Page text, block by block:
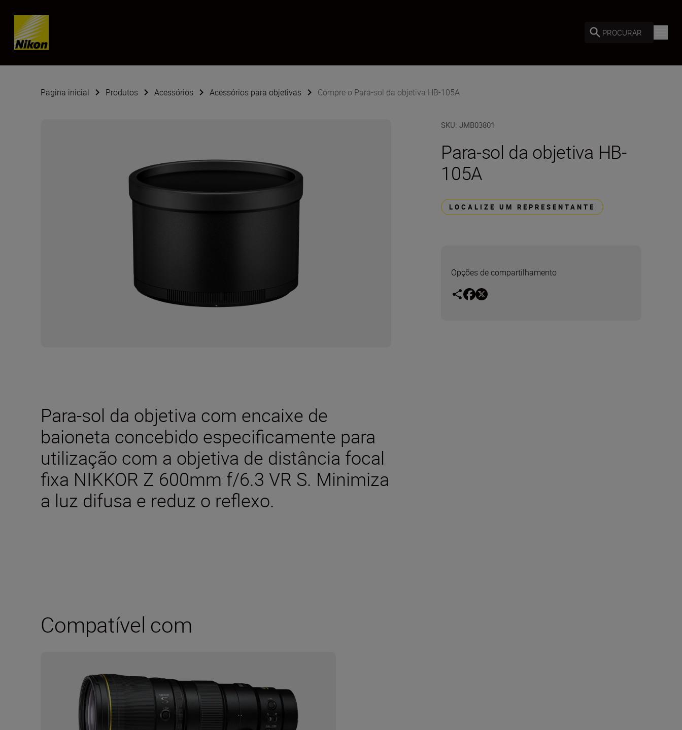
Skip content
PROCURAR
Pagina inicial Produtos Acessórios Acessórios para objetivas Compre o Para-sol da objetiva HB-105A
SKU:JMB03801
Para-sol da objetiva HB-
105A
LOCALIZE UM REPRESENTANTE
Opções de compartilhamento
Para-sol da objetiva com encaixe de
baioneta concebido especificamente para
utilização com a objetiva de distância focal
fixa NIKKOR Z 600mm f/6.3 VR S. Minimiza
a luz difusa e reduz o reflexo.
Compatível com